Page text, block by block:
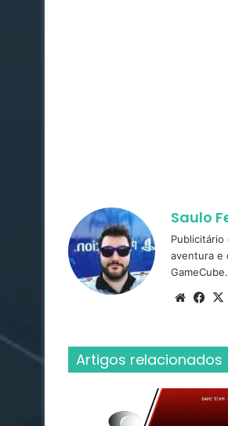
Saulo
aventura e
GameCube.
Artigos relacionados